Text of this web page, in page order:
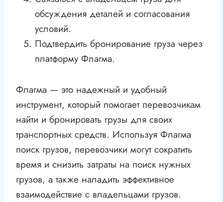
обсуждения деталей и согласования
условий.
Подтвердить бронирование груза через
платформу Флагма.
Флагма — это надежный и удобный
инструмент, который помогает перевозчикам
найти и бронировать грузы для своих
транспортных средств. Используя Флагма
поиск грузов, перевозчики могут сократить
время и снизить затраты на поиск нужных
грузов, а также наладить эффективное
взаимодействие с владельцами грузов.